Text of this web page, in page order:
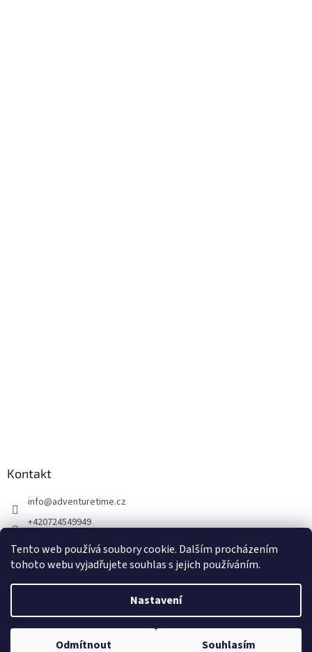
Tento web používá soubory cookie. Dalším procházením
tohoto webu vyjadřujete souhlas s jejich používáním.
Nastavení
Odmítnout Souhlasím
Kontakt
info@adventuretime.cz
+420724549949
+420606618099
Vytvořil Shoptet
Copyright 2026Dremel-Bosch . Všechna práva vyhrazena.